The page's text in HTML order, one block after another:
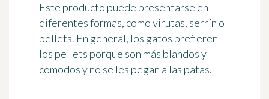
Este producto puede presentarse en
diferentes formas, como virutas, serrín o
pellets. En general, los gatos prefieren
los pellets porque son más blandos y
cómodos y no se les pegan a las patas.